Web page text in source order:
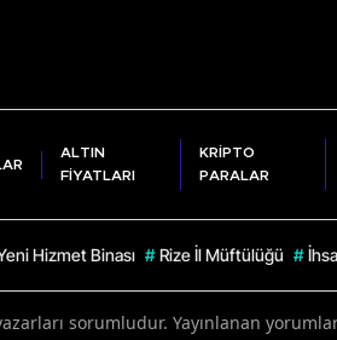
ALTIN
FİYATLARI
KRİPTO
PARALAR
Hizmet Binası # Rize İl Müftülüğü #
sorumludur. Yayınlanan